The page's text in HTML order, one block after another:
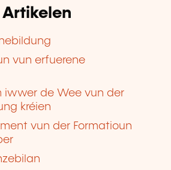
Artikelen
vun erfuerene
iwwer de Wee vun der
kréien
vun der Formatioun